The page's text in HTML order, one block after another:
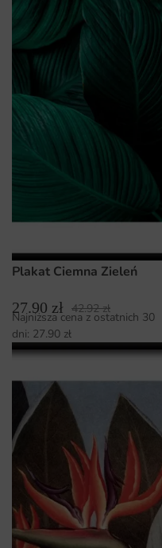
Plakat Ciemna Zieleń
27.90 zł 42.92zł
Najniższa cena z ostatnich 30
dni: 27.90 zł